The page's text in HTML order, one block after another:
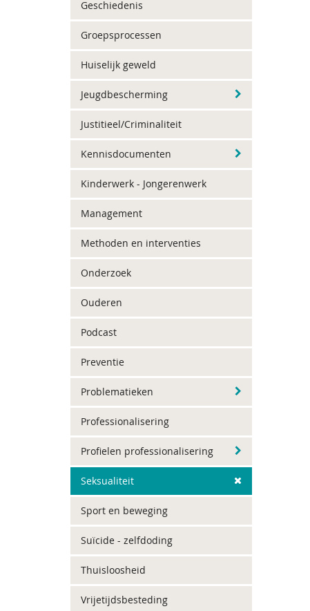
Geschiedenis
Groepsprocessen
Huiselijk geweld
Jeugdbescherming
Justitieel/Criminaliteit
Kennisdocumenten
Kinderwerk - Jongerenwerk
Management
Methoden en interventies
Onderzoek
Ouderen
Podcast
Preventie
Problematieken
Professionalisering
Profielen professionalisering
Seksualiteit
Sport en beweging
Suïcide - zelfdoding
Thuisloosheid
Vrijetijdsbesteding